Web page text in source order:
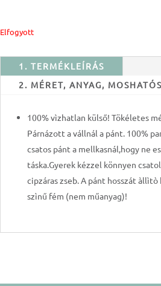
Elfogyott
1. TERMÉKLEÍRÁS
2. MÉRET, ANYAG,
100% vìzhatlan külső! Tökéletes
Párnázott a vállnál a pánt. 100%
csatos pánt a mellkasnál,hogy ne
táska.Gyerek kézzel könnyen
cipzáras zseb. A pánt hosszát àllìtò
szìnű fém (nem műanyag)!